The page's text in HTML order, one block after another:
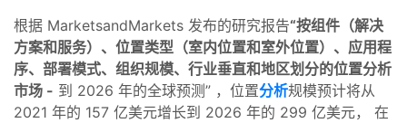
根据 MarketsandMarkets 发布的研究报告“按组件（解决
方案和服务）、位置类型（室内位置和室外位置）、应用程
序、部署模式、组织规模、行业垂直和地区划分的位置分析
市场 - 到 2026 年的全球预测” ，位置分析规模预计将从
2021 年的 157 亿美元增长到 2026 年的 299 亿美元， 在